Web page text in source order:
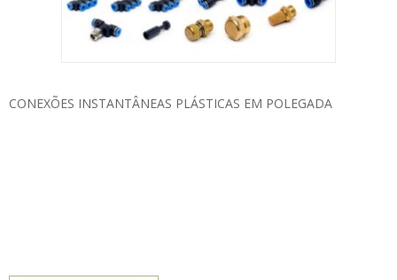
CONEXÕES INSTANTÂNEAS PLÁSTICAS EM POLEGADA